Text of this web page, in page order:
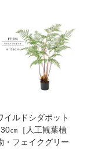
イルドシダポット
㎝［人工観葉植
・フェイクグリー